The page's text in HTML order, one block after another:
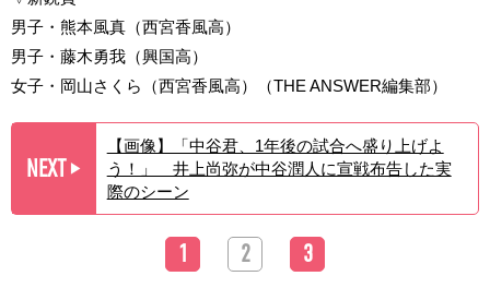
男子・熊本風真（西宮香風高）
男子・藤木勇我（興国高）
女子・岡山さくら（西宮香風高）（THE ANSWER編集部）
NEXT ▶︎
【画像】「中谷君、1年後の試合へ盛り上げよ
う！」 井上尚弥が中谷潤人に宣戦布告した実
際のシーン
1 2 3